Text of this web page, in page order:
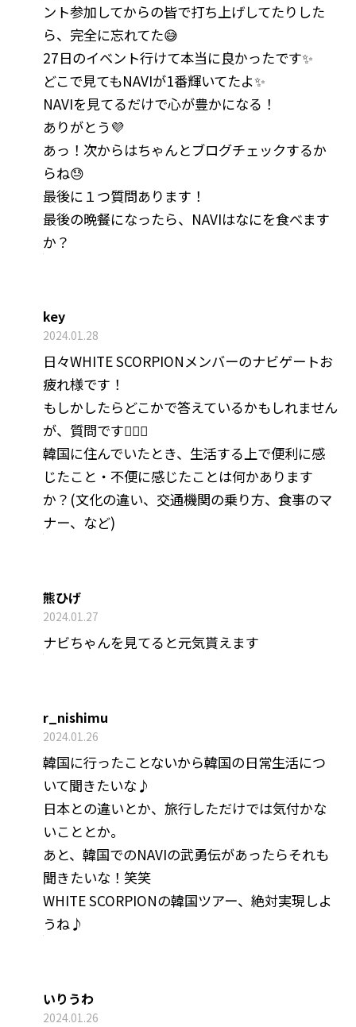
ント参加してからの皆で打ち上げしてたりした
ら、完全に忘れてた😅
27日のイベント行けて本当に良かったです✨
どこで見てもNAVIが1番輝いてたよ✨
NAVIを見てるだけで心が豊かになる！
ありがとう💜
あっ！次からはちゃんとブログチェックするか
らね😓
最後に１つ質問あります！
最後の晩餐になったら、NAVIはなにを食べます
か？
key
2024.01.28
日々WHITE SCORPIONメンバーのナビゲートお
疲れ様です！
もしかしたらどこかで答えているかもしれません
が、質問です🙋🏻‍♂️
韓国に住んでいたとき、生活する上で便利に感
じたこと・不便に感じたことは何かあります
か？(文化の違い、交通機関の乗り方、食事のマ
ナー、など)
熊ひげ
2024.01.27
ナビちゃんを見てると元気貰えます
r_nishimu
2024.01.26
韓国に行ったことないから韓国の日常生活につ
いて聞きたいな♪
日本との違いとか、旅行しただけでは気付かな
いこととか。
あと、韓国でのNAVIの武勇伝があったらそれも
聞きたいな！笑笑
WHITE SCORPIONの韓国ツアー、絶対実現しよ
うね♪
いりうわ
2024.01.26